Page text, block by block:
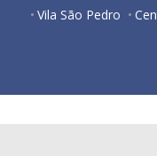
Vila São Pedro